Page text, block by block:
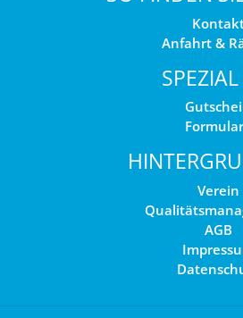
Anfahrt &
SPEZIAL
Verein
AGB